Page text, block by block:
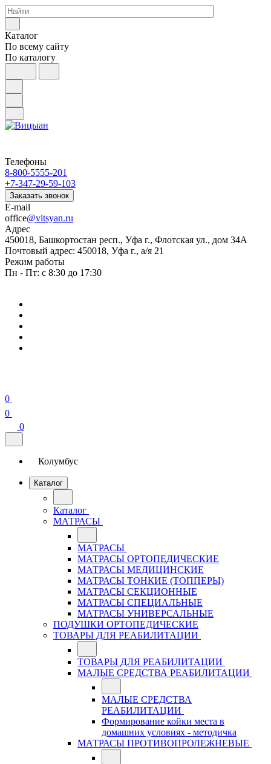
Каталог
По всему сайту
По каталогу
Телефоны
8-800-5555-201
+7-347-29-59-103
Заказать звонок
E-mail
office@vitsyan.ru
Адрес
450018, Башкортостан респ., Уфа г., Флотская ул., дом 34А
Почтовый адрес: 450018, Уфа г., а/я 21
Режим работы
Пн - Пт: с 8:30 до 17:30
0
0
0
Колумбус
Каталог
Каталог
МАТРАСЫ
МАТРАСЫ
МАТРАСЫ ОРТОПЕДИЧЕСКИЕ
МАТРАСЫ МЕДИЦИНСКИЕ
МАТРАСЫ ТОНКИЕ (ТОППЕРЫ)
МАТРАСЫ СЕКЦИОННЫЕ
МАТРАСЫ СПЕЦИАЛЬНЫЕ
МАТРАСЫ УНИВЕРСАЛЬНЫЕ
ПОДУШКИ ОРТОПЕДИЧЕСКИЕ
ТОВАРЫ ДЛЯ РЕАБИЛИТАЦИИ
ТОВАРЫ ДЛЯ РЕАБИЛИТАЦИИ
МАЛЫЕ СРЕДСТВА РЕАБИЛИТАЦИИ
МАЛЫЕ СРЕДСТВА
РЕАБИЛИТАЦИИ
Формирование койки места в
домашних условиях - методичка
МАТРАСЫ ПРОТИВОПРОЛЕЖНЕВЫЕ